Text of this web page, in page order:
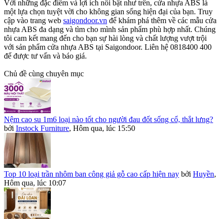
Với những đặc điểm và lợi ích nổi bật như trên, cửa nhựa ABS là
một lựa chọn tuyệt vời cho không gian sống hiện đại của bạn. Truy
cập vào trang web saigondoor.vn để khám phá thêm về các mẫu cửa
nhựa ABS đa dạng và tìm cho mình sản phẩm phù hợp nhất. Chúng
tôi cam kết mang đến cho bạn sự hài lòng và chất lượng vượt trội
với sản phẩm cửa nhựa ABS tại Saigondoor. Liên hệ 0818400 400
để được tư vấn và báo giá.
Chủ đề cùng chuyên mục
Nệm cao su 1m6 loại nào tốt cho người đau đốt sống cổ, thắt lưng?
bởi Instock Furniture, Hôm qua, lúc 15:50
Top 10 loại trần nhôm ban công giả gỗ cao cấp hiện nay bởi Huyền,
Hôm qua, lúc 10:07